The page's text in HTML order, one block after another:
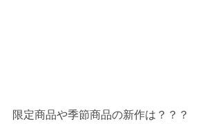
限定商品や季節商品の新作は？？？